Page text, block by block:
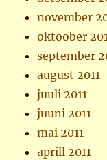
november
oktoober
september
august 2011
juuli 2011
juuni 2011
mai 2011
aprill 2011